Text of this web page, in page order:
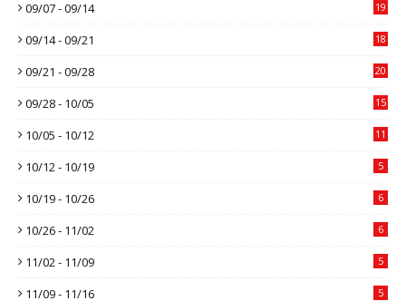
09/07 - 09/14 19
09/14 - 09/21 18
09/21 - 09/28 20
09/28 - 10/05 15
10/05 - 10/12 11
10/12 - 10/19 5
10/19 - 10/26 6
10/26 - 11/02 6
11/02 - 11/09 5
11/09 - 11/16 5